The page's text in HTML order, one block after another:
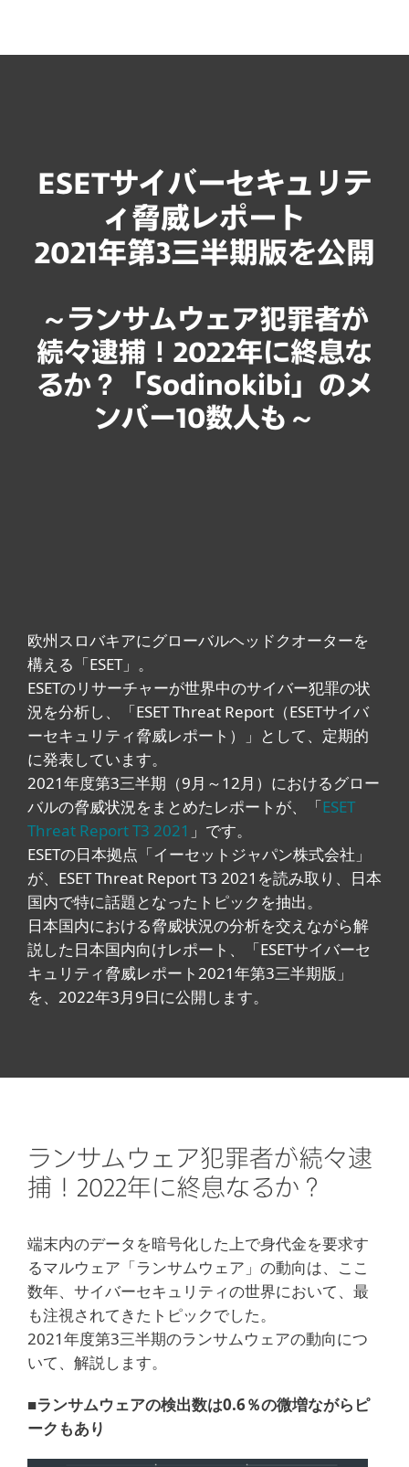
ESETサイバーセキュリテ
ィ脅威レポート
2021年第3三半期版を公開
～ランサムウェア犯罪者が
続々逮捕！2022年に終息な
るか？「Sodinokibi」のメ
ンバー10数人も～
欧州スロバキアにグローバルヘッドクオーターを
構える「ESET」。
ESETのリサーチャーが世界中のサイバー犯罪の状
況を分析し、「ESET Threat Report（ESETサイバ
ーセキュリティ脅威レポート）」として、定期的
に発表しています。
2021年度第3三半期（9月～12月）におけるグロー
バルの脅威状況をまとめたレポートが、「ESET
Threat Report T3 2021 」です。
ESETの日本拠点「イーセットジャパン株式会社」
が、ESET Threat Report T3 2021を読み取り、日本
国内で特に話題となったトピックを抽出。
日本国内における脅威状況の分析を交えながら解
説した日本国内向けレポート、「ESETサイバーセ
キュリティ脅威レポート2021年第3三半期版」
を、2022年3月9日に公開します。
ランサムウェア犯罪者が続々逮
捕！2022年に終息なるか？
端末内のデータを暗号化した上で身代金を要求す
るマルウェア「ランサムウェア」の動向は、ここ
数年、サイバーセキュリティの世界において、最
も注視されてきたトピックでした。
2021年度第3三半期のランサムウェアの動向につ
いて、解説します。
■ランサムウェアの検出数は0.6％の微増ながらピ
ークもあり